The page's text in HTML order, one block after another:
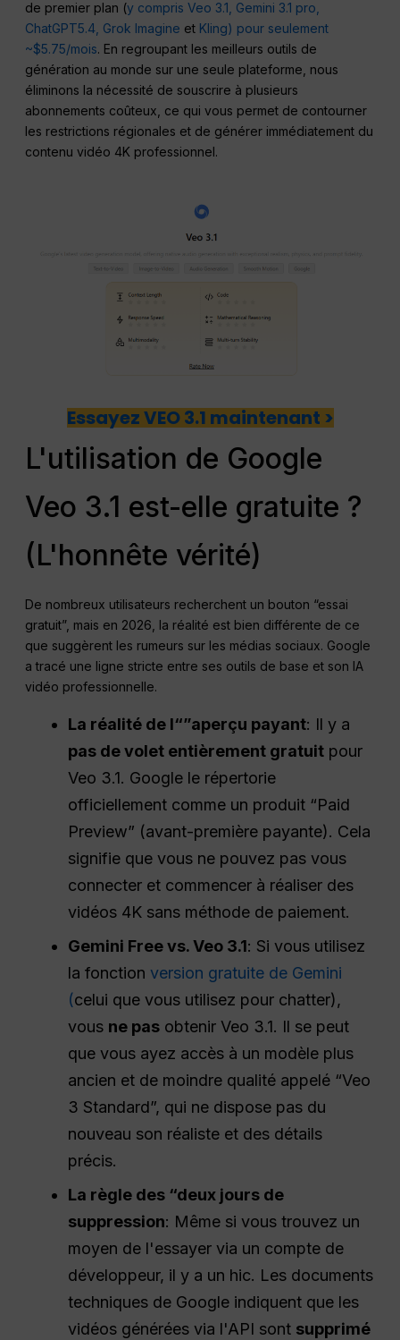
de premier plan (y compris Veo 3.1, Gemini 3.1 pro,
ChatGPT5.4, Grok Imagine et Kling) pour seulement
~$5.75/mois. En regroupant les meilleurs outils de
génération au monde sur une seule plateforme, nous
éliminons la nécessité de souscrire à plusieurs
abonnements coûteux, ce qui vous permet de contourner
les restrictions régionales et de générer immédiatement du
contenu vidéo 4K professionnel.
Essayez VEO 3.1 maintenant >
L'utilisation de Google
Veo 3.1 est-elle gratuite ?
(L'honnête vérité)
De nombreux utilisateurs recherchent un bouton “essai
gratuit”, mais en 2026, la réalité est bien différente de ce
que suggèrent les rumeurs sur les médias sociaux. Google
a tracé une ligne stricte entre ses outils de base et son IA
vidéo professionnelle.
La réalité de l“”aperçu payant: Il y a
pas de volet entièrement gratuit pour
Veo 3.1. Google le répertorie
officiellement comme un produit “Paid
Preview” (avant-première payante). Cela
signifie que vous ne pouvez pas vous
connecter et commencer à réaliser des
vidéos 4K sans méthode de paiement.
Gemini Free vs. Veo 3.1: Si vous utilisez
la fonction version gratuite de Gemini
(celui que vous utilisez pour chatter),
vous ne pas obtenir Veo 3.1. Il se peut
que vous ayez accès à un modèle plus
ancien et de moindre qualité appelé “Veo
3 Standard”, qui ne dispose pas du
nouveau son réaliste et des détails
précis.
La règle des “deux jours de
suppression: Même si vous trouvez un
moyen de l'essayer via un compte de
développeur, il y a un hic. Les documents
techniques de Google indiquent que les
vidéos générées via l'API sont supprimé